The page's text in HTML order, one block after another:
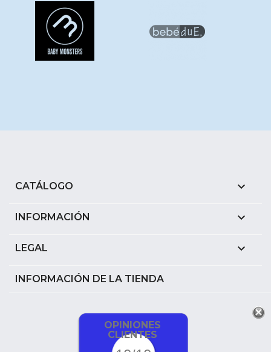
CATÁLOGO 
INFORMACIÓN 
LEGAL 
INFORMACIÓN DE LA TIENDA
OPINIONES
CLIENTES